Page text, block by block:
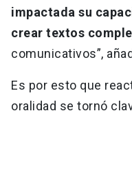
impactada su
crear textos
comunicativos”,
Es por esto que
oralidad se tornó